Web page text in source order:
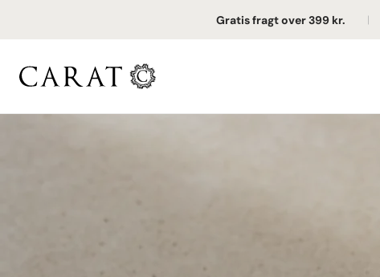
Gratis fragt over 399 kr.